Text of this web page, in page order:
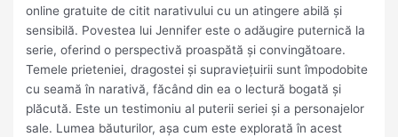
online gratuite de citit narativului cu un atingere abilă și
sensibilă. Povestea lui Jennifer este o adăugire puternică la
serie, oferind o perspectivă proaspătă și convingătoare.
Temele prieteniei, dragostei și supraviețuirii sunt împodobite
cu seamă în narativă, făcând din ea o lectură bogată și
plăcută. Este un testimoniu al puterii seriei și a personajelor
sale. Lumea băuturilor, așa cum este explorată în acest